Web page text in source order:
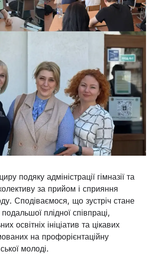
подяку адміністрації гімназії та
за прийом і сприяння
Сподіваємося, що зустріч стане
плідної співпраці,
освітніх ініціатив та цікавих
на профорієнтаційну
молоді.